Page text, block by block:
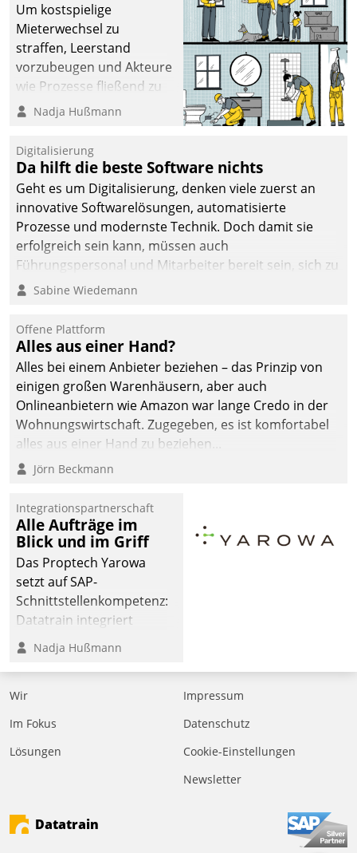
Um kostspielige
Mieterwechsel zu
straffen, Leerstand
vorzubeugen und Akteure
wie Prozesse fließend zu
vernetzen, nutzt die
Jahresbeginn eine
Überblick, Einsicht und
Eingriff bietende Lösung.
Zur Entwicklung setzte
man auf
Cloudtechnologie,
bewährte und Startup-
agile Projektmethoden.
Nadja Hußmann
Digitalisierung
Da hilft die beste Software nichts
Geht es um Digitalisierung, denken viele zuerst an
innovative Softwarelösungen, automatisierte
Prozesse und modernste Technik. Doch damit sie
erfolgreich sein kann, müssen auch
Führungspersonal und Mitarbeiter bereit sein, sich zu
verändern und anzupassen, sonst werden sie an ihr
Sabine Wiedemann
Offene Plattform
Alles aus einer Hand?
Alles bei einem Anbieter beziehen – das Prinzip von
einigen großen Warenhäusern, aber auch
Onlineanbietern wie Amazon war lange Credo in der
Wohnungswirtschaft. Zugegeben, es ist komfortabel
alles aus einer Hand zu beziehen...
Jörn Beckmann
Integrationspartnerschaft
Alle Aufträge im
Blick und im Griff
Das Proptech Yarowa
setzt auf SAP-
Schnittstellenkompetenz:
Datatrain integriert
Yarowas Portal zur
Vergabe und Verwaltung
von Aufträgen der
operativen
Instandhaltung in die
deutscher
den Weg vom
Mieteranliegen zum
Nadja Hußmann
Wir
Im Fokus
Lösungen
Impressum
Datenschutz
Cookie-Einstellungen
Newsletter
Datatrain